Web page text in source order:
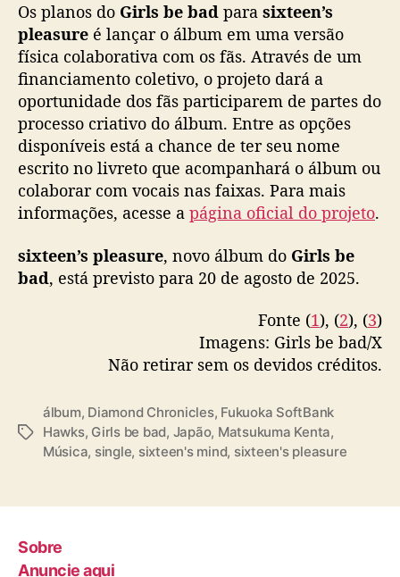
c
o
m
p
a
t
i
c
i
p
ç
ã
o
s
f
s
Os planos do Girls be bad para sixteen’s
pleasure é lançar o álbum em uma versão
física colaborativa com os fãs. Através de um
financiamento coletivo, o projeto dará a
oportunidade dos fãs participarem de partes do
processo criativo do álbum. Entre as opções
disponíveis está a chance de ter seu nome
escrito no livreto que acompanhará o álbum ou
colaborar com vocais nas faixas. Para mais
informações, acesse a página oficial do projeto.
sixteen’s pleasure, novo álbum do Girls be
bad, está previsto para 20 de agosto de 2025.
Fonte (1), (2), (3)
Imagens: Girls be bad/X
Não retirar sem os devidos créditos.
T
álbum, Diamond Chronicles, Fukuoka SoftBank
Hawks, Girls be bad, Japão, Matsukuma Kenta,
Música, single, sixteen's mind, sixteen's pleasure
Sobre
Anuncie aqui